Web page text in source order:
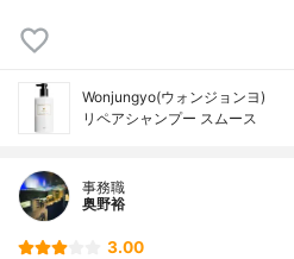
Wonjungyo(ウォンジョンヨ)
リペアシャンプー スムース
事務職
奥野裕
3.00